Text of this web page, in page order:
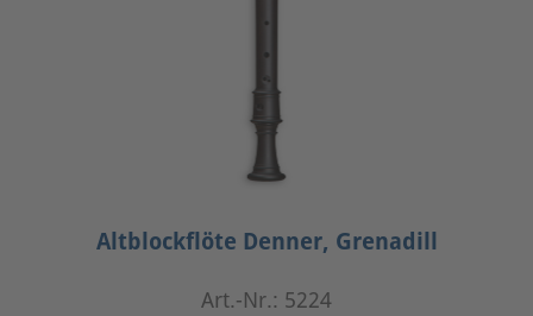
Altblockflöte Denner, Grenadill
Art.-Nr.: 5224